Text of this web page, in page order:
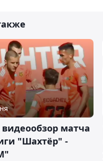
матча
"Шахтёр" -